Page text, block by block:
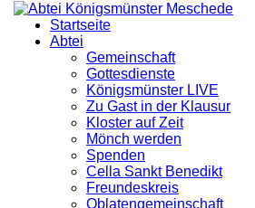
Startseite
Abtei
Gemeinschaft
Gottesdienste
Königsmünster LIVE
Zu Gast in der Klausur
Kloster auf Zeit
Mönch werden
Spenden
Cella Sankt Benedikt
Freundeskreis
Oblatengemeinschaft